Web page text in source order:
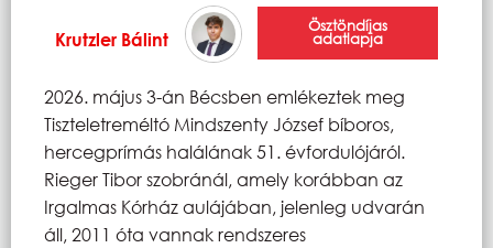
Krutzler Bálint
Ösztöndíjas
adatlapja
2026. május 3-án Bécsben emlékeztek meg
Tiszteletreméltó Mindszenty József bíboros,
hercegprímás halálának 51. évfordulójáról.
Rieger Tibor szobránál, amely korábban az
Irgalmas Kórház aulájában, jelenleg udvarán
áll, 2011 óta vannak rendszeres